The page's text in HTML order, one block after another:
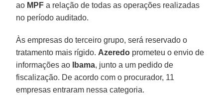
ao MPF a relação de todas as operações realizadas
no período auditado.
Às empresas do terceiro grupo, será reservado o
tratamento mais rígido. Azeredo prometeu o envio de
informações ao
Ibama, junto a um pedido de
fiscalização. De acordo com o procurador, 11
empresas entraram nessa categoria.